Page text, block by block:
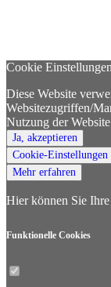
Cookie Einstellungen
Diese Website
Websitezugriffen/
Nutzung der
Ja, akzeptieren
Cookie-Einstellungen
Mehr erfahren
Hier können Sie
Funktionelle Cookies